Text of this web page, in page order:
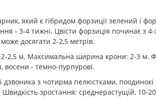
який є гібридом форзиції зелений і
- 3-4 тижні. Цвісти форзиція починає з
досягати 2-2,5 метрів.
2-2,5 м. Максимальна ширина крони: 2-3 м.
восени - темно-пурпурові.
дзвоника з чотирма пелюстками, поодинокі
Швидкість зростання: среднерастущій, 10-